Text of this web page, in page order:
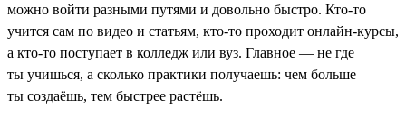
можно войти разными путями и довольно быстро. Кто-то
учится сам по видео и статьям, кто-то проходит онлайн-курсы,
а кто-то поступает в колледж или вуз. Главное — не где
ты учишься, а сколько практики получаешь: чем больше
ты создаёшь, тем быстрее растёшь.